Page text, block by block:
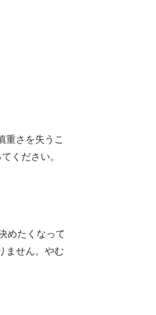
重さを失うこ
ください。
めたくなって
ません。やむ